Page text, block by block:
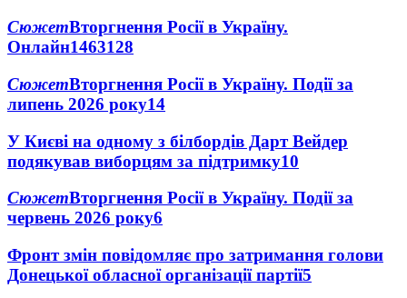
СюжетВторгнення Росії в Україну.
Онлайн1463128
СюжетВторгнення Росії в Україну. Події за
липень 2026 року14
У Києві на одному з білбордів Дарт Вейдер
подякував виборцям за підтримку10
СюжетВторгнення Росії в Україну. Події за
червень 2026 року6
Фронт змін повідомляє про затримання голови
Донецької обласної організації партії5